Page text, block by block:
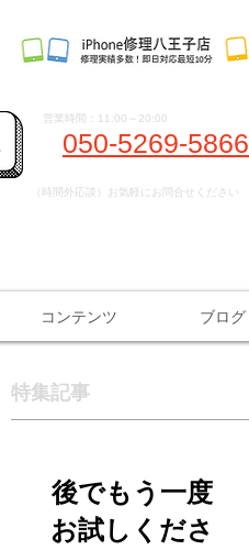
050-5269-5866
営業時間：11:00～20:00
（時間外応談）お気軽にお問合せください
コンテンツ ブログ
特集記事
後でもう一度
お試しくださ